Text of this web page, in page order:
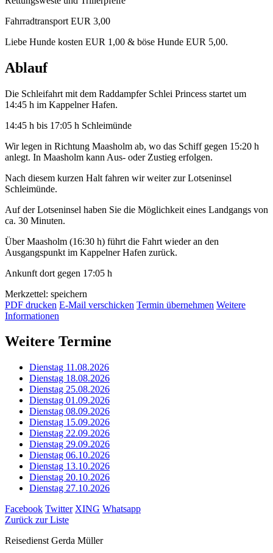
Fahrradtransport EUR 3,00
Liebe Hunde kosten EUR 1,00 & böse Hunde EUR 5,00.
Ablauf
Die Schleifahrt mit dem Raddampfer Schlei Princess startet um
14:45 h im Kappelner Hafen.
14:45 h bis 17:05 h Schleimünde
Wir legen in Richtung Maasholm ab, wo das Schiff gegen 15:20 h
anlegt. In Maasholm kann Aus- oder Zustieg erfolgen.
Nach diesem kurzen Halt fahren wir weiter zur Lotseninsel
Schleimünde.
Auf der Lotseninsel haben Sie die Möglichkeit eines Landgangs von
ca. 30 Minuten.
Über Maasholm (16:30 h) führt die Fahrt wieder an den
Ausgangspunkt im Kappelner Hafen zurück.
Ankunft dort gegen 17:05 h
Merkzettel: speichern
PDF drucken E-Mail verschicken Termin übernehmen Weitere
Informationen
Weitere Termine
Dienstag 11.08.2026
Dienstag 18.08.2026
Dienstag 25.08.2026
Dienstag 01.09.2026
Dienstag 08.09.2026
Dienstag 15.09.2026
Dienstag 22.09.2026
Dienstag 29.09.2026
Dienstag 06.10.2026
Dienstag 13.10.2026
Dienstag 20.10.2026
Dienstag 27.10.2026
Facebook Twitter XING Whatsapp
Zurück zur Liste
Reisedienst Gerda Müller